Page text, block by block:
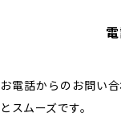
お電話からのお問い
とスムーズです。